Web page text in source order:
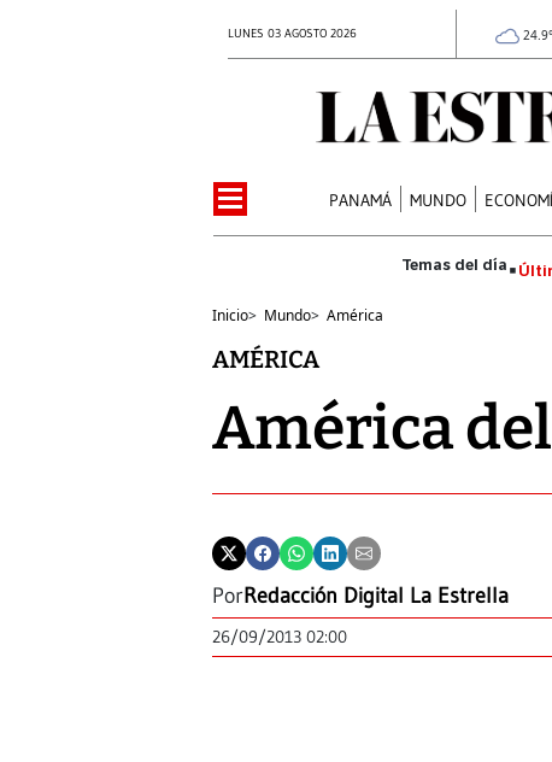
LUNES 03 AGOSTO 2026
PANAMÁ MUNDO
Inicio> Mundo> América
AMÉRICA
América
PorRedacción Digital La Estrella
26/09/2013 02:00